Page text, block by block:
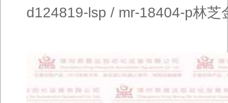
d124819-lsp / mr-18404-p林芝